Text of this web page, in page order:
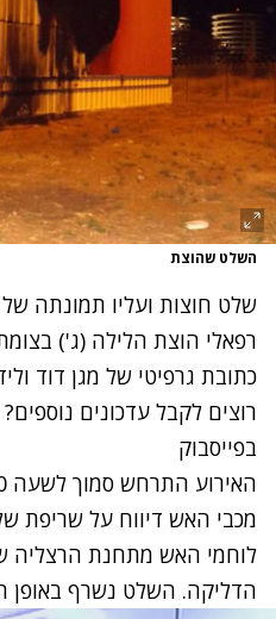
השלט שהוצת
שלט חוצות ועליו תמונתה
רפאלי הוצת הלילה (ג')
כתובת גרפיטי של מגן דוד
בפייסבוק
מכבי האש דיווח על שריפת
לוחמי האש מתחנת הרצליה
הדליקה. השלט נשרף באופן